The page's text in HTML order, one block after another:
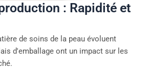
: Rapidité et
de soins de la peau évoluent
d'emballage ont un impact sur les